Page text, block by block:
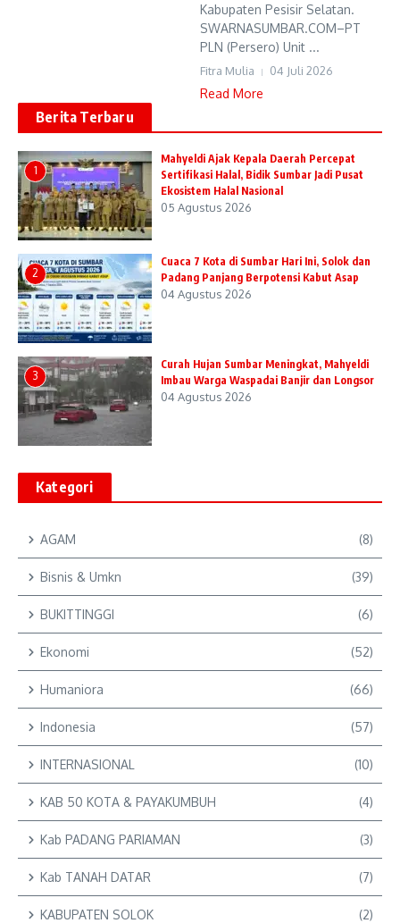
Kabupaten Pesisir Selatan.
SWARNASUMBAR.COM–PT
PLN (Persero) Unit ...
Fitra Mulia 04 Juli 2026
Read More
Berita Terbaru
1
Mahyeldi Ajak Kepala Daerah Percepat
Sertifikasi Halal, Bidik Sumbar Jadi Pusat
Ekosistem Halal Nasional
05 Agustus 2026
2
Cuaca 7 Kota di Sumbar Hari Ini, Solok dan
Padang Panjang Berpotensi Kabut Asap
04 Agustus 2026
3
Curah Hujan Sumbar Meningkat, Mahyeldi
Imbau Warga Waspadai Banjir dan Longsor
04 Agustus 2026
Kategori
AGAM (8)
Bisnis & Umkn (39)
BUKITTINGGI (6)
Ekonomi (52)
Humaniora (66)
Indonesia (57)
INTERNASIONAL (10)
KAB 50 KOTA & PAYAKUMBUH (4)
Kab PADANG PARIAMAN (3)
Kab TANAH DATAR (7)
KABUPATEN SOLOK (2)